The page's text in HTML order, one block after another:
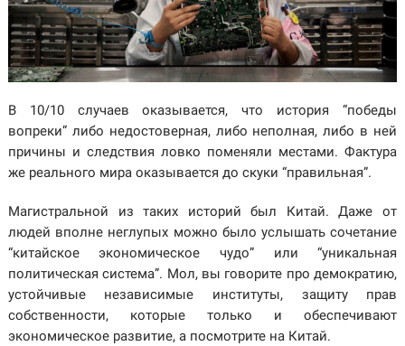
В 10/10 случаев оказывается, что история “победы
вопреки” либо недостоверная, либо неполная, либо в ней
причины и следствия ловко поменяли местами. Фактура
же реального мира оказывается до скуки “правильная”.
Магистральной из таких историй был Китай. Даже от
людей вполне неглупых можно было услышать сочетание
“китайское экономическое чудо” или “уникальная
политическая система”. Мол, вы говорите про демократию,
устойчивые независимые институты, защиту прав
собственности, которые только и обеспечивают
экономическое развитие, а посмотрите на Китай.